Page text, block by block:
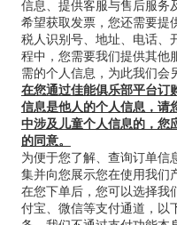
信息、提供客服与售后服务
希望获取发票，您还需要提
税人识别号、地址、电话、
程中，您需要我们提供其他
需的个人信息，为此我们会
在您通过佳能俱乐部平台订
信息是他人的个人信息，请
中涉及儿童个人信息的，您
的同意。
为便于您了解、查询订单信
集并向您展示您在使用我们
在您下单后，您可以选择我
付宝、微信等支付通道，以